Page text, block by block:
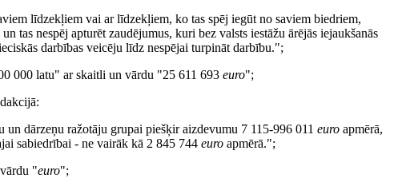
līdzekļiem vai ar līdzekļiem, ko tas spēj iegūt no saviem biedriem,
tas nespēj apturēt zaudējumus, kuri bez valsts iestāžu ārējās iejaukšanās
darbības veicēju līdz nespējai turpināt darbību.";
000 latu" ar skaitli un vārdu "25 611 693 euro";
un dārzeņu ražotāju grupai piešķir aizdevumu 7 115-996 011 euro apmērā,
sabiedrībai - ne vairāk kā 2 845 744 euro apmērā.";
"euro";